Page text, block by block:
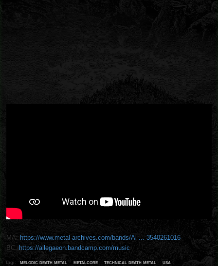
MA: https://www.metal-archives.com/bands/Al ... 3540261016
BC: https://allegaeon.bandcamp.com/music
Tagi: melodic death metal metalcore technical death metal usa